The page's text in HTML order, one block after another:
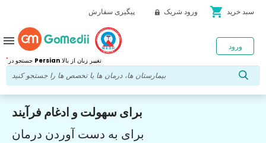
پیگیری سفارش ورود شریک shopping_cart سبد خرید
* Persian تغییر زبان از بالا
ورود menu
برای سهولت و ادغام فرآیند
برای به دست آوردن درمان